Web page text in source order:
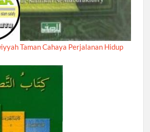
Taman Cahaya Perjalanan Hidup